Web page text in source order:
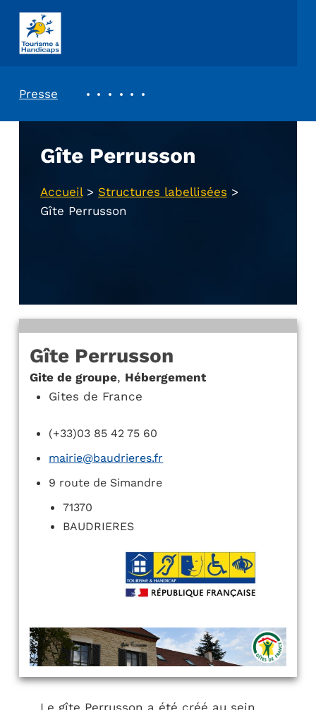
ASSOCIATION TOURISME ET HANDICAPS
Presse
Gîte Perrusson
Accueil> Structures labellisées >
Gîte Perrusson
Gîte Perrusson
Gite de groupe, Hébergement
Gites de France
(+33)03 85 42 75 60
mairie@baudrieres.fr
9 route de Simandre
71370
BAUDRIERES
Le gîte Perrusson a été créé au sein